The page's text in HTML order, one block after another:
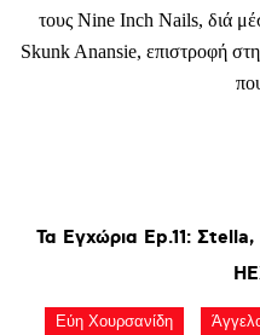
τους Nine Inch Nails, διά
Skunk Anansie, επιστροφή
Τα Εγχώρια Ep.11: Σtella,
Εύη Χουρσανίδη